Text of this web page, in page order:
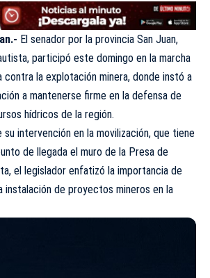
El senador por la provincia San Juan,
participó este domingo en la marcha
contra la explotación minera, donde instó a
a mantenerse firme en la defensa de
hídricos de la región.
su intervención en la movilización, que tiene
de llegada el muro de la Presa de
el legislador enfatizó la importancia de
instalación de proyectos mineros en la